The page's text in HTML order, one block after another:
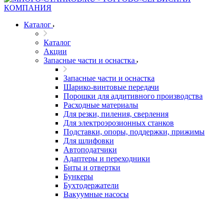
Каталог
Каталог
Акции
Запасные части и оснастка
Запасные части и оснастка
Шарико-винтовые передачи
Порошки для аддитивного производства
Расходные материалы
Для резки, пиления, сверления
Для электроэрозионных станков
Подставки, опоры, поддержки, прижимы
Для шлифовки
Автоподатчики
Адаптеры и переходники
Биты и отвертки
Бункеры
Бухтодержатели
Вакуумные насосы